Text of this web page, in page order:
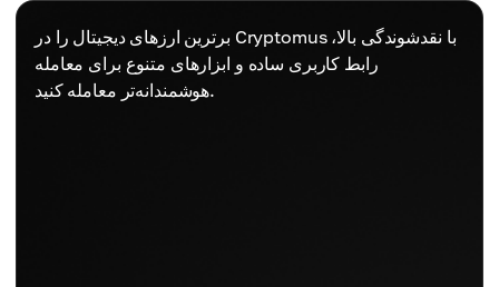
برترین ارزهای دیجیتال را در Cryptomus با نقدشوندگی بالا،
رابط کاربری ساده و ابزارهای متنوع برای معامله
هوشمندانه‌تر معامله کنید.